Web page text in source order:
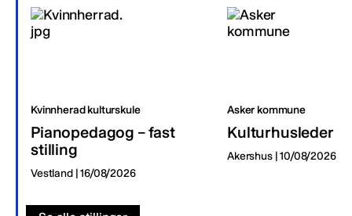
Kvinnherad kulturskule
Pianopedagog – fast
stilling
Vestland | 16/08/2026
Asker kommune
Kulturhusleder
Akershus | 10/08/2026